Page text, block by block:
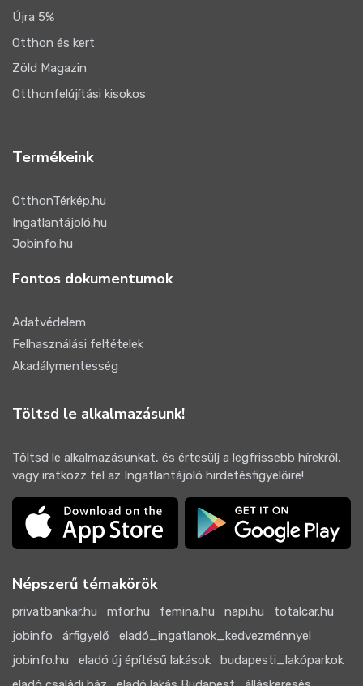
Újra 5%
Otthon és kert
Zöld Magazin
Otthonfelújítási kisokos
Termékeink
OtthonTérkép.hu
Ingatlantájoló.hu
Jobinfo.hu
Fontos dokumentumok
Adatvédelem
Felhasználási feltételek
Akadálymentesség
Töltsd le alkalmazásunk!
Töltsd le alkalmazásunkat, és értesülj a legfrissebb hírekről,
vagy iratkozz fel az Ingatlantájoló hirdetésfigyelőire!
Népszerű témakörök
privatbankar.hu mfor.hu femina.hu napi.hu
totalcar.hu
jobinfo
árfigyelő
eladó_ingatlanok_kedvezménnyel
jobinfo.hu
eladó új építésű lakások
budapesti_lakóparkok